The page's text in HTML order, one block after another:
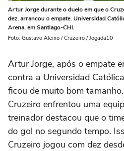
Artur Jorge durante o duelo em que o
dez, arrancou o empate. Universidad
Arena, em Santiago-CHI.
Foto: Gustavo Aleixo / Cruzeiro / Jogada10
Artur Jorge, após o empate
contra a Universidad
ficou de muito bom
Cruzeiro enfrentou uma
treinador destacou que o
do gol no segundo tempo.
Cruzeiro jogou com dez